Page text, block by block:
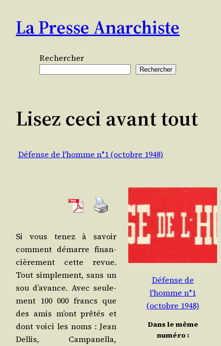
contenu
La Presse Anarchiste
Rechercher
Rechercher
Lisez ceci avant tout
Défense de l'homme n°1 (octobre 1948)
Si vous tenez à savoir
com­ment démarre finan­
ciè­re­ment cette revue.
Tout sim­ple­ment, sans un
sou d’a­vance. Avec seule­
ment 100 000 francs que
des amis m’ont prê­tés et
dont voi­ci les noms : Jean
Del­lis, Cam­pa­nel­la,
Défense de
l'homme n°1
(octobre 1948)
Dans le même
numéro :